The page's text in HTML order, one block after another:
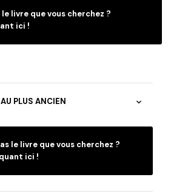
livre que vous cherchez ?
ici !
le livre que vous cherchez ?
ici !